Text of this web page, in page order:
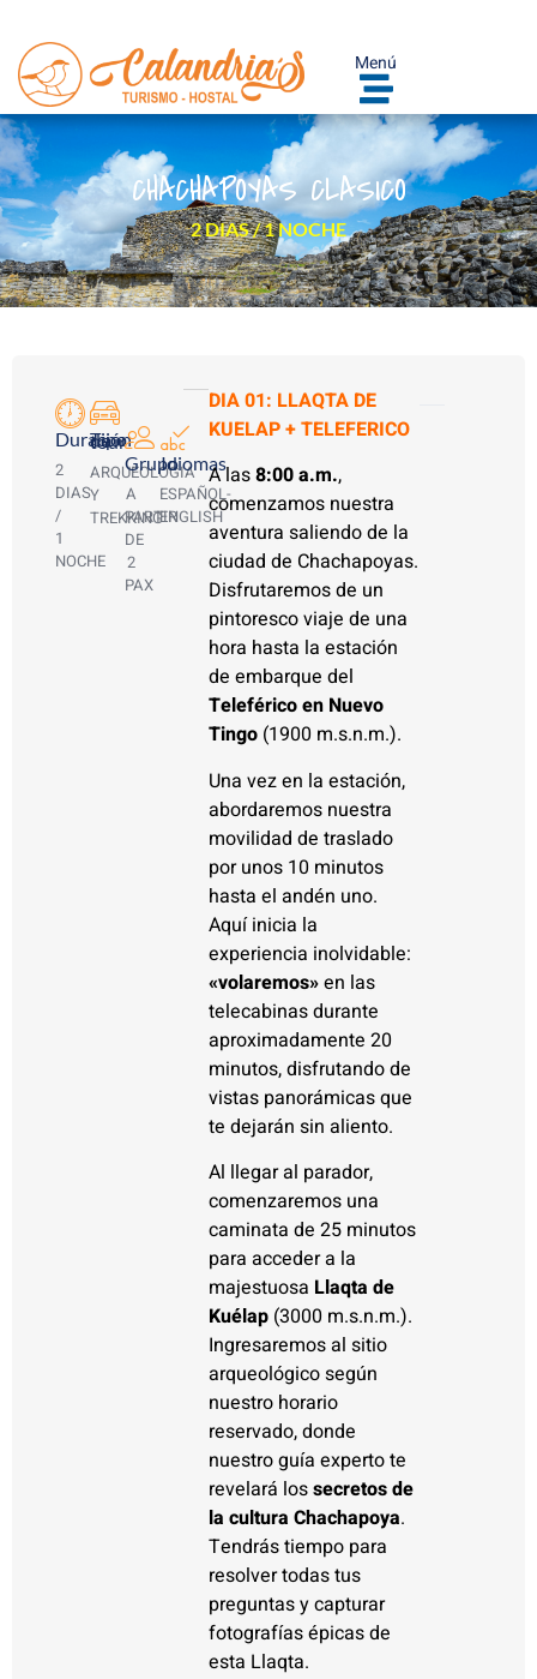
Menú
CHACHAPOYAS CLASICO
2 DIAS / 1 NOCHE
Duración
2
DIAS
/
1
NOCHE
Tipo de tour
ARQUEOLOGIA
Y
TREKKING
Grupo
A
PARTIR
DE
2
PAX
Idiomas
ESPAÑOL-
ENGLISH
DIA 01: LLAQTA DE
KUELAP + TELEFERICO
A las8:00 a.m.,
comenzamos nuestra
aventura saliendo de la
ciudad de Chachapoyas.
Disfrutaremos de un
pintoresco viaje de una
hora hasta la estación
de embarque del
Teleférico en Nuevo
Tingo(1900 m.s.n.m.).
Una vez en la estación,
abordaremos nuestra
movilidad de traslado
por unos 10 minutos
hasta el andén uno.
Aquí inicia la
experiencia inolvidable:
«volaremos»en las
telecabinas durante
aproximadamente 20
minutos, disfrutando de
vistas panorámicas que
te dejarán sin aliento.
Al llegar al parador,
comenzaremos una
caminata de 25 minutos
para acceder a la
majestuosa Llaqta de
Kuélap(3000 m.s.n.m.).
Ingresaremos al sitio
arqueológico según
nuestro horario
reservado, donde
nuestro guía experto te
revelará lossecretos de
la cultura Chachapoya.
Tendrás tiempo para
resolver todas tus
preguntas y capturar
fotografías épicas de
esta Llaqta.